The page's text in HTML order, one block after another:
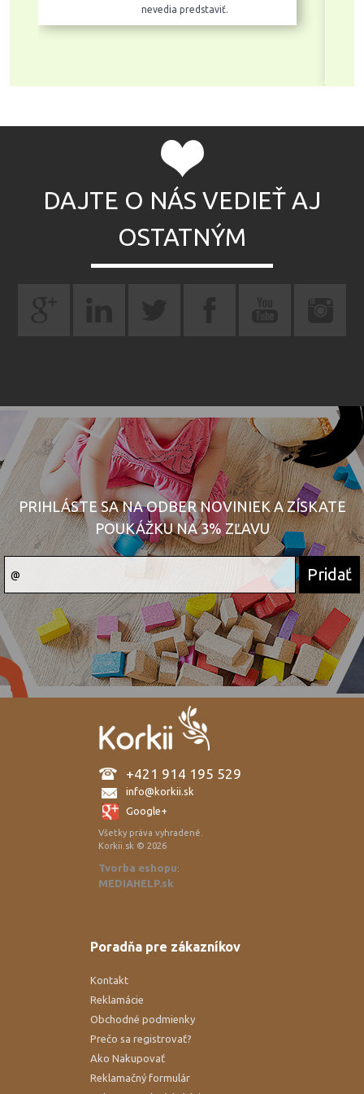
osobním přístupem
k zákazníkovi. Je dalších milión
DAJTE O NÁS VEDIEŤ AJ
OSTATNÝM
PRIHLÁSTE SA NA ODBER NOVINIEK A ZÍSKATE
POUKÁŽKU NA 3% ZĽAVU
+421 914 195 529
info@korkii.sk
Google+
Všetky práva vyhradené.
Korkii.sk © 2026
Tvorba eshopu:
MEDIAHELP.sk
Poradňa pre zákazníkov
Kontakt
Reklamácie
Obchodné podmienky
Prečo sa registrovať?
Ako Nakupovať
Reklamačný formulár